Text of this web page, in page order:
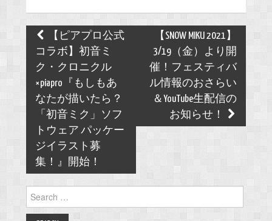
Post
navigation
【ピアプロ公式
コラボ】初音ミ
ク・クロニクル
×piapro『もしもあ
なたが描いたら？
「初音ミク」ソフ
トウェア パッケー
ジイラスト募
集！』開始！
【SNOW MIKU 2021】
3/19（金）より開
催！フェスティバ
ル情報のおさらい
＆YouTube生配信の
お知らせ！
for: